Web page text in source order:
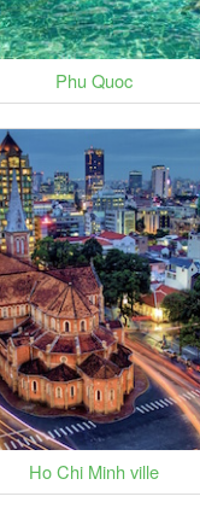
Phu Quoc
Ho Chi Minh ville